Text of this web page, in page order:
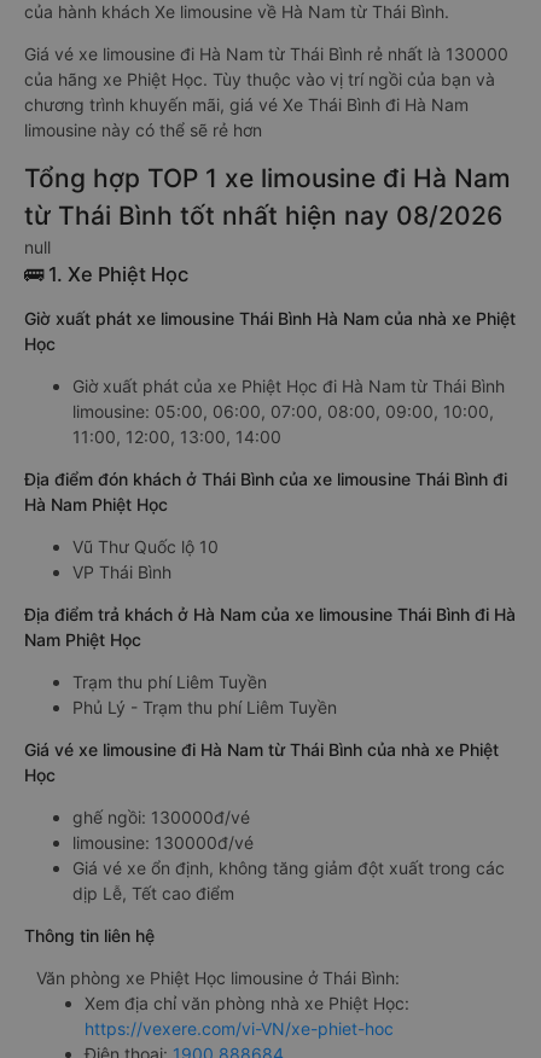
của hành khách Xe limousine về Hà Nam từ Thái Bình.
Giá vé xe limousine đi Hà Nam từ Thái Bình rẻ nhất là 130000
của hãng xe Phiệt Học. Tùy thuộc vào vị trí ngồi của bạn và
chương trình khuyến mãi, giá vé Xe Thái Bình đi Hà Nam
limousine này có thể sẽ rẻ hơn
Tổng hợp TOP 1 xe limousine đi Hà Nam
từ Thái Bình tốt nhất hiện nay 08/2026
null
🚌 1. Xe Phiệt Học
Giờ xuất phát xe limousine Thái Bình Hà Nam của nhà xe Phiệt
Học
Giờ xuất phát của xe Phiệt Học đi Hà Nam từ Thái Bình
limousine: 05:00, 06:00, 07:00, 08:00, 09:00, 10:00,
11:00, 12:00, 13:00, 14:00
Địa điểm đón khách ở Thái Bình của xe limousine Thái Bình đi
Hà Nam Phiệt Học
Vũ Thư Quốc lộ 10
VP Thái Bình
Địa điểm trả khách ở Hà Nam của xe limousine Thái Bình đi Hà
Nam Phiệt Học
Trạm thu phí Liêm Tuyền
Phủ Lý - Trạm thu phí Liêm Tuyền
Giá vé xe limousine đi Hà Nam từ Thái Bình của nhà xe Phiệt
Học
ghế ngồi: 130000đ/vé
limousine: 130000đ/vé
Giá vé xe ổn định, không tăng giảm đột xuất trong các
dịp Lễ, Tết cao điểm
Thông tin liên hệ
Văn phòng xe Phiệt Học limousine ở Thái Bình:
Xem địa chỉ văn phòng nhà xe Phiệt Học:
https://vexere.com/vi-VN/xe-phiet-hoc
Điện thoại: 1900 888684